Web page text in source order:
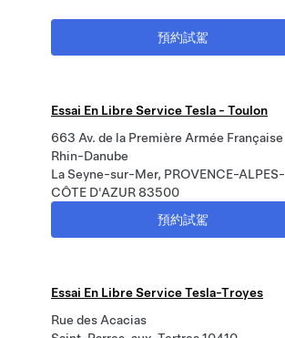
預約試駕
Essai En Libre Service Tesla - Toulon
663 Av. de la Première Armée Française
Rhin-Danube
La Seyne-sur-Mer, PROVENCE-ALPES-
CÔTE D'AZUR 83500
預約試駕
Essai En Libre Service Tesla-Troyes
Rue des Acacias